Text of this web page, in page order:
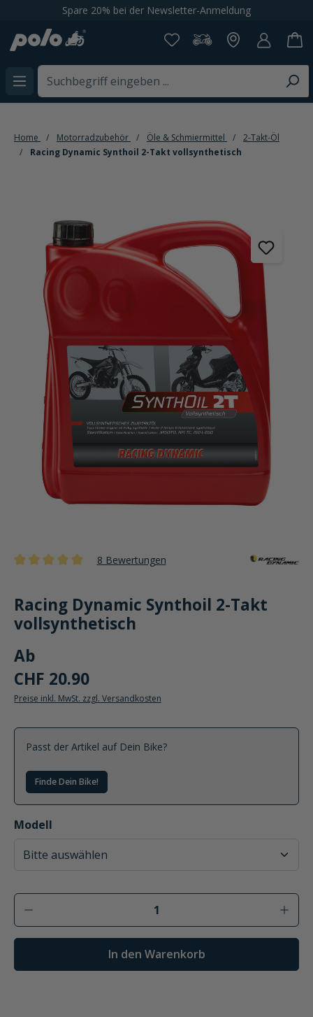
springen
der Newsletter-Anmeldung 65'000+
Home Motorradzubehör Öle & Schmiermittel
2-Takt-Öl
Racing Dynamic Synthoil 2-Takt vollsynthetisch
Bildergalerie überspringen
8 Bewertungen
Racing Dynamic Synthoil 2-Takt
vollsynthetisch
Ab
CHF 20.90
Preise inkl. MwSt. zzgl. Versandkosten
Passt der Artikel auf Dein Bike?
Finde Dein Bike!
Modell
auswählen
Produkt Anzahl: Gib den gewünschten
In den Warenkorb